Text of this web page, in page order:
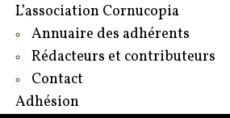
L’association Cornucopia
Annuaire des adhérents
Rédacteurs et contributeurs
Contact
Adhésion